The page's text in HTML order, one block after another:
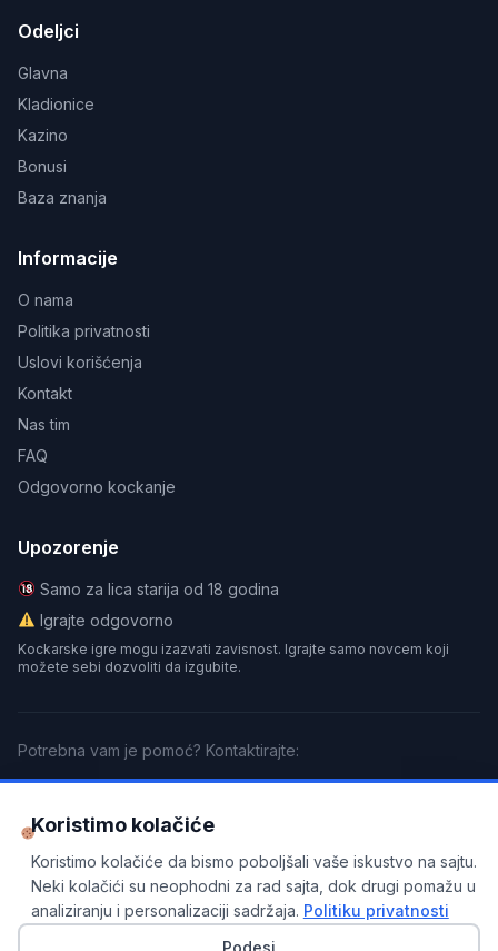
Odeljci
Glavna
Kladionice
Kazino
Bonusi
Baza znanja
Informacije
O nama
Politika privatnosti
Uslovi korišćenja
Kontakt
Nas tim
FAQ
Odgovorno kockanje
Upozorenje
Samo za lica starija od 18 godina
Igrajte odgovorno
Kockarske igre mogu izazvati zavisnost. Igrajte samo novcem koji
možete sebi dozvoliti da izgubite.
Potrebna vam je pomoć? Kontaktirajte:
GamCareBeGambleAwareGamblers Anonymous
Partnersko obaveštenje : Ovaj sajt sadrži partnerske linkove. Kada se
registrujete putem naših linkova, možemo dobiti proviziju bez
dodatnih troškova za vas. Ovo nam pomaže da održavamo sajt i
pružamo besplatne informacije. Sve recenzije su nezavisne i
zasnovane na našem stručnom mišljenju.
Koristimo kolačiće
Koristimo kolačiće da bismo poboljšali vaše iskustvo na sajtu.
Neki kolačići su neophodni za rad sajta, dok drugi pomažu u
analiziranju i personalizaciji sadržaja. Politiku privatnosti
Podesi